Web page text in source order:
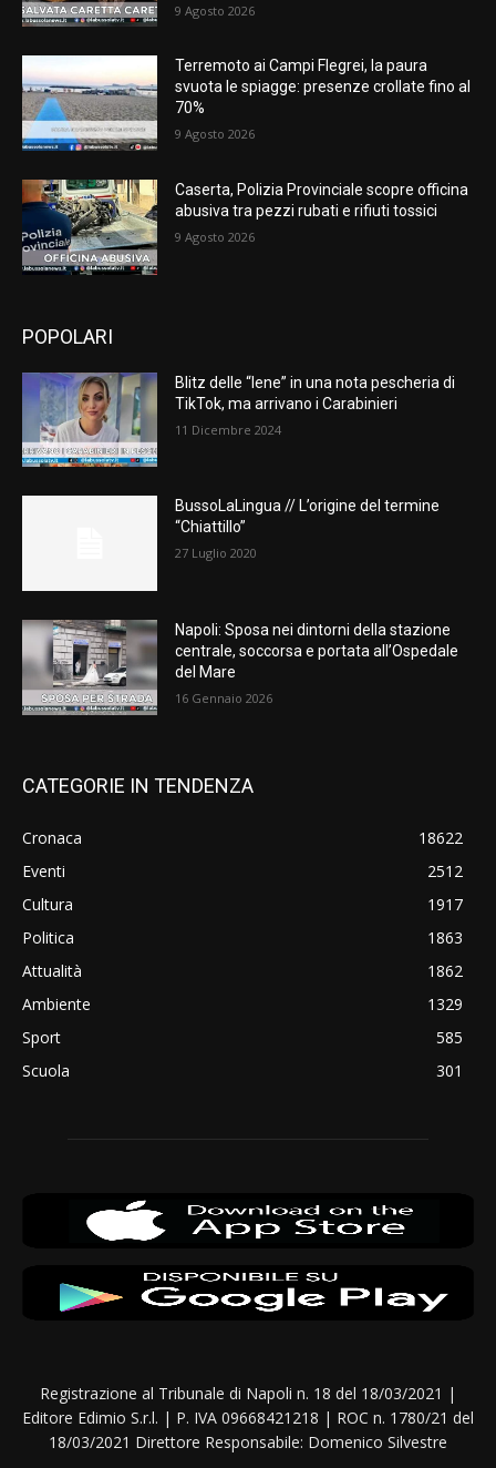
9 Agosto 2026
Terremoto ai Campi Flegrei, la paura
svuota le spiagge: presenze crollate fino al
70%
9 Agosto 2026
Caserta, Polizia Provinciale scopre officina
abusiva tra pezzi rubati e rifiuti tossici
9 Agosto 2026
POPOLARI
Blitz delle “Iene” in una nota pescheria di
TikTok, ma arrivano i Carabinieri
11 Dicembre 2024
BussoLaLingua // L’origine del termine
“Chiattillo”
27 Luglio 2020
Napoli: Sposa nei dintorni della stazione
centrale, soccorsa e portata all’Ospedale
del Mare
16 Gennaio 2026
CATEGORIE IN TENDENZA
Cronaca
18622
Eventi
2512
Cultura
1917
Politica
1863
Attualità
1862
Ambiente
1329
Sport
585
Scuola
301
Registrazione al Tribunale di Napoli n. 18 del 18/03/2021 |
Editore Edimio S.r.l. | P. IVA 09668421218 | ROC n. 1780/21 del
18/03/2021 Direttore Responsabile: Domenico Silvestre